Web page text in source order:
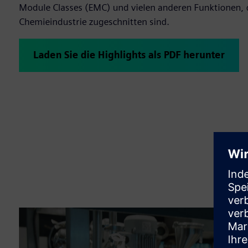
Module Classes (EMC) und vielen anderen Funktionen,
Chemieindustrie zugeschnitten sind.
Laden Sie die Highlights als PDF herunter